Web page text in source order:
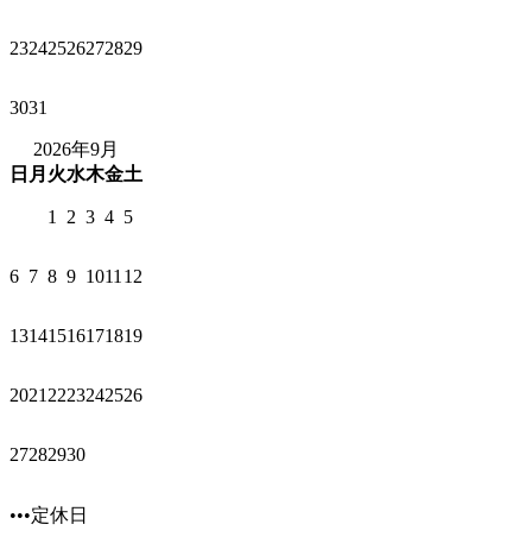
23242526272829
3031
2026年9月
日 月 火水木金土
1 2 3 4 5
6 7 8 9 1011 12
13141516171819
2021 2223242526
27282930
•••定休日